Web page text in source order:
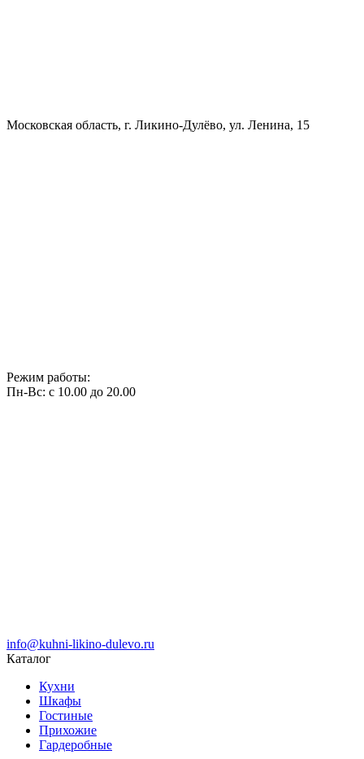
Московская область, г. Ликино-Дулёво, ул. Ленина, 15
Режим работы:
Пн-Вс: с 10.00 до 20.00
info@kuhni-likino-dulevo.ru
Каталог
Кухни
Шкафы
Гостиные
Прихожие
Гардеробные